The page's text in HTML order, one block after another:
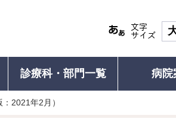
診療科・部門一覧 病院
患者の権利
2021年2月）